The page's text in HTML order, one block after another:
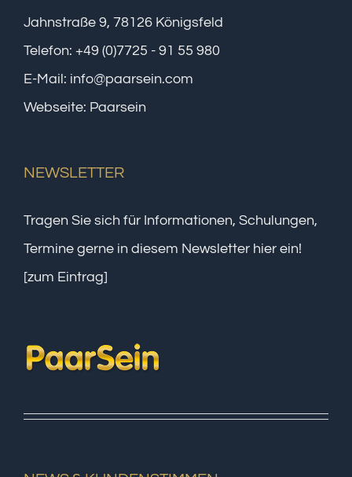
Jahnstraße 9, 78126 Königsfeld
Telefon: +49 (0)7725 - 91 55 980
E-Mail: info@paarsein.com
Webseite: Paarsein
NEWSLETTER
Tragen Sie sich für Informationen, Schulungen,
Termine gerne in diesem Newsletter hier ein!
[zum Eintrag]